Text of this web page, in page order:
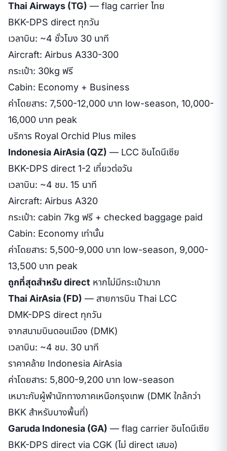
Thai Airways (TG) — flag carrier ไทย
BKK-DPS direct ทุกวัน
เวลาบิน: ~4 ชั่วโมง 30 นาที
Aircraft: Airbus A330-300
กระเป๋า: 30kg ฟรี
Cabin: Economy + Business
ค่าโดยสาร: 7,500-12,000 บาท low-season, 10,000-
16,000 บาท peak
บริการ Royal Orchid Plus miles
Indonesia AirAsia (QZ) — LCC อินโดนีเซีย
BKK-DPS direct 1-2 เที่ยวต่อวัน
เวลาบิน: ~4 ชม. 15 นาที
Aircraft: Airbus A320
กระเป๋า: cabin 7kg ฟรี + checked baggage paid
Cabin: Economy เท่านั้น
ค่าโดยสาร: 5,500-9,000 บาท low-season, 9,000-
13,500 บาท peak
ถูกที่สุดสำหรับ direct หากไม่มีกระเป๋ามาก
Thai AirAsia (FD) — สายการบิน Thai LCC
DMK-DPS direct ทุกวัน
จากสนามบินดอนเมือง (DMK)
เวลาบิน: ~4 ชม. 30 นาที
ราคาคล้าย Indonesia AirAsia
ค่าโดยสาร: 5,800-9,200 บาท low-season
เหมาะกับผู้พำนักทางภาคเหนือกรุงเทพ (DMK ใกล้กว่า
BKK สำหรับบางพื้นที่)
Garuda Indonesia (GA) — flag carrier อินโดนีเซีย
BKK-DPS direct via CGK (ไม่ direct เสมอ)